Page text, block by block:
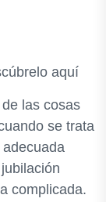
aquí
las cosas
se trata
complicada.